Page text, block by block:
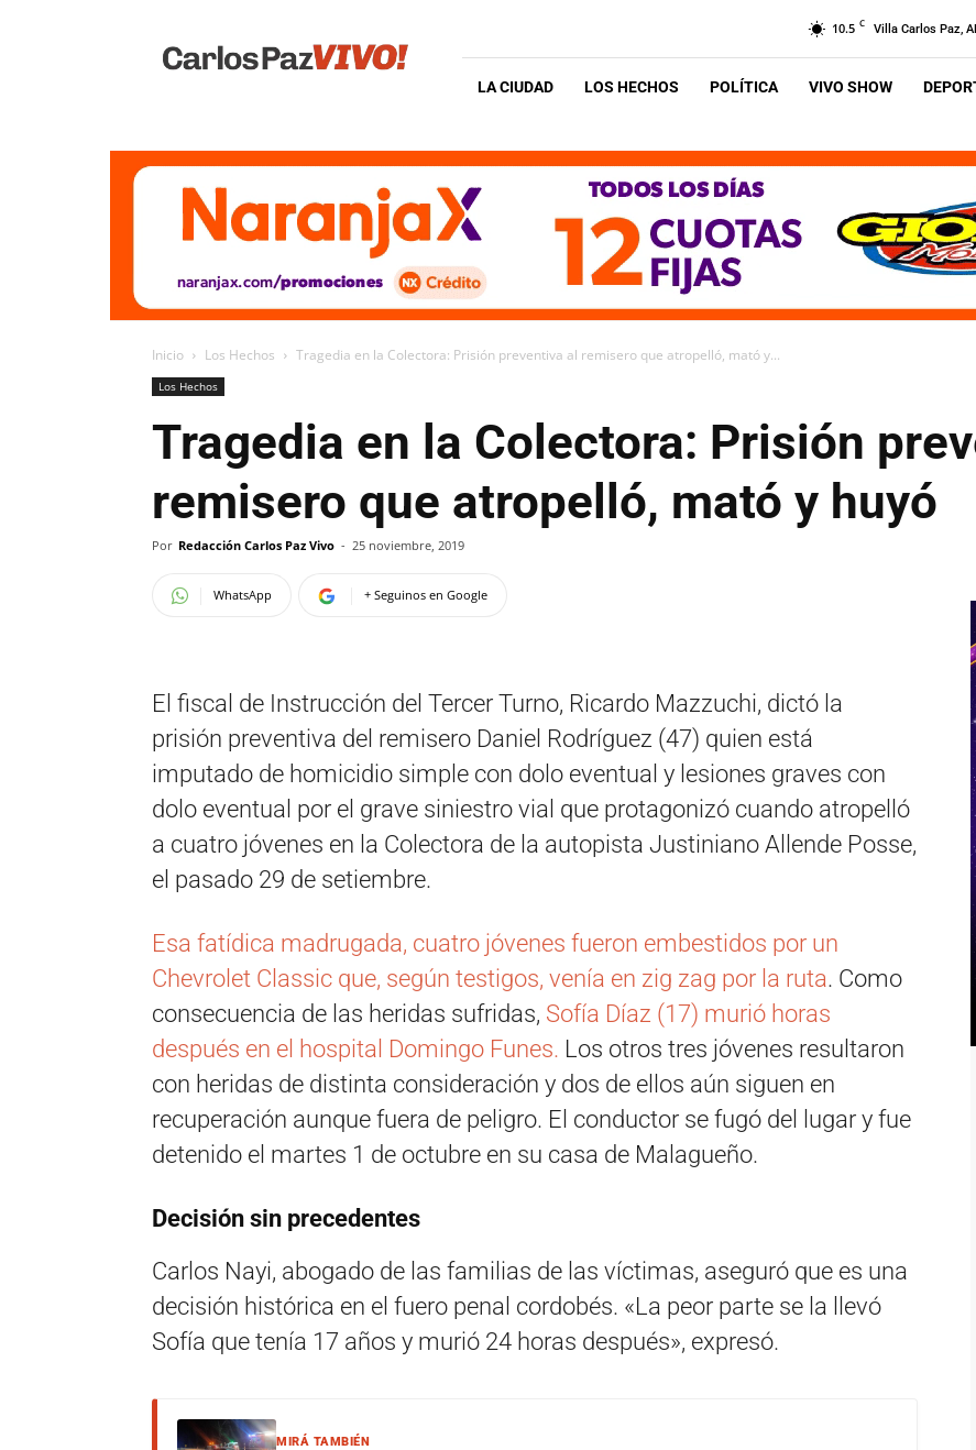
Vivo
10.5 C Villa Carlos Paz,
LA CIUDAD LOS HECHOS POLÍTICA VIVO SHOW
Inicio Los Hechos Tragedia en la Colectora: Prisión preventiva al remisero que atropelló, mató y...
Los Hechos
Tragedia en la Colectora: Prisión
remisero que atropelló, mató y huyó
Por Redacción Carlos Paz Vivo - 25 noviembre, 2019
WhatsApp + Seguinos en Google
El fiscal de Instrucción del Tercer Turno, Ricardo Mazzuchi, dictó la
prisión preventiva del remisero Daniel Rodríguez (47) quien está
imputado de homicidio simple con dolo eventual y lesiones graves con
dolo eventual por el grave siniestro vial que protagonizó cuando atropelló
a cuatro jóvenes en la Colectora de la autopista Justiniano Allende Posse,
el pasado 29 de setiembre.
Esa fatídica madrugada, cuatro jóvenes fueron embestidos por un
Chevrolet Classic que, según testigos, venía en zig zag por la ruta. Como
consecuencia de las heridas sufridas, Sofía Díaz (17) murió horas
después en el hospital Domingo Funes. Los otros tres jóvenes resultaron
con heridas de distinta consideración y dos de ellos aún siguen en
recuperación aunque fuera de peligro. El conductor se fugó del lugar y fue
detenido el martes 1 de octubre en su casa de Malagueño.
Decisión sin precedentes
Carlos Nayi, abogado de las familias de las víctimas, aseguró que es una
decisión histórica en el fuero penal cordobés. «La peor parte se la llevó
Sofía que tenía 17 años y murió 24 horas después», expresó.
MIRÁ TAMBIÉN